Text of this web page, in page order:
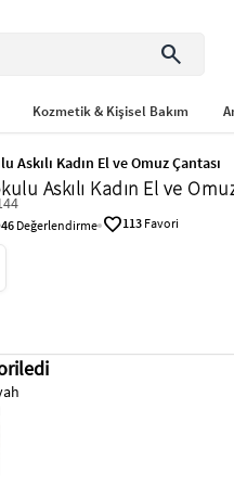
search
Kozmetik & Kişisel Bakım
Askılı Kadın El ve Omuz Çantası
Askılı Kadın El ve
46 Değerlendirme favorite113 Favori